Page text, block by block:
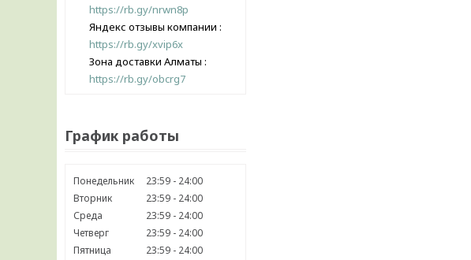
https://rb.gy/nrwn8p
Яндекс отзывы компании
https://rb.gy/xvip6x
Зона доставки Алматы
https://rb.gy/obcrg7
График работы
Понедельник 23:59
24:00
Вторник
23:59
24:00
Среда
23:59
24:00
Четверг
23:59
24:00
Пятница
23:59 24:00